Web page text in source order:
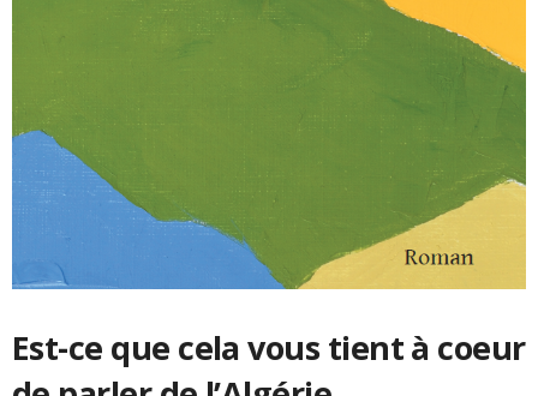
Est-ce que cela vous tient à coeur